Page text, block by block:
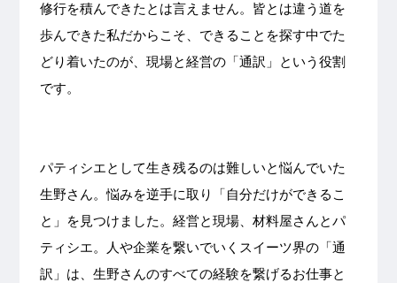
修行を積んできたとは言えません。皆とは違う道を
歩んできた私だからこそ、できることを探す中でた
どり着いたのが、現場と経営の「通訳」という役割
です。
パティシエとして生き残るのは難しいと悩んでいた
生野さん。悩みを逆手に取り「自分だけができるこ
と」を見つけました。経営と現場、材料屋さんとパ
ティシエ。人や企業を繋いでいくスイーツ界の「通
訳」は、生野さんのすべての経験を繋げるお仕事と